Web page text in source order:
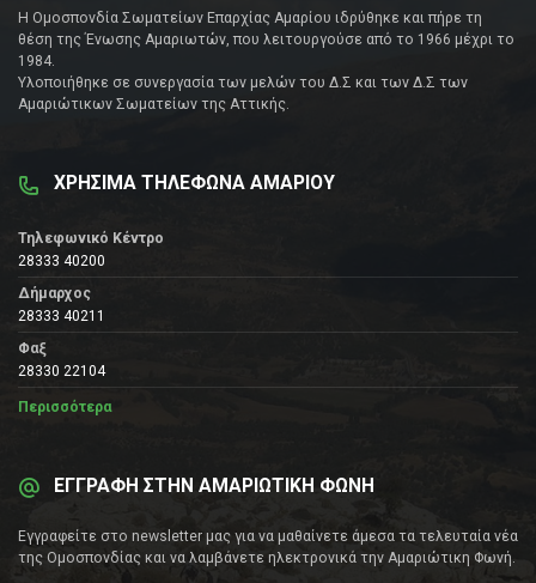
Η Ομοσπονδία Σωματείων Επαρχίας Αμαρίου ιδρύθηκε και πήρε τη
θέση της Ένωσης Αμαριωτών, που λειτουργούσε από το 1966 μέχρι το
1984.
Υλοποιήθηκε σε συνεργασία των μελών του Δ.Σ και των Δ.Σ των
Αμαριώτικων Σωματείων της Αττικής.
ΧΡΗΣΙΜΑ ΤΗΛΕΦΩΝΑ ΑΜΑΡΙΟΥ
Τηλεφωνικό Κέντρο
28333 40200
Δήμαρχος
28333 40211
Φαξ
28330 22104
Περισσότερα
ΕΓΓΡΑΦΗ ΣΤΗΝ ΑΜΑΡΙΩΤΙΚΗ ΦΩΝΗ
Εγγραφείτε στο newsletter μας για να μαθαίνετε άμεσα τα τελευταία νέα
της Ομοσπονδίας και να λαμβάνετε ηλεκτρονικά την Αμαριώτικη Φωνή.